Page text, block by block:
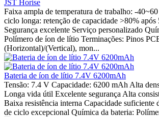
JST Horise
Faixa ampla de temperatura de trabalho: -
ciclo longa: retenção de capacidade >80%
Segurança excelente Serviço personalizado
Polímero de íon de lítio Terminações: Pinos
(Horizontal)/(Vertical), mon...
Bateria de íon de lítio 7.4V 6200mAh
Tensão: 7.4 V Capacidade: 6200 mAh Alta
Longa vida útil Excelente segurança Alta
Baixa resistência interna Capacidade suficiente
de ciclo excepcional Química da bateria: